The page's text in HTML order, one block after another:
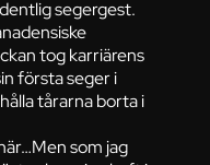
segergest.
tog karriärens
första seger i
tårarna borta i
som jag